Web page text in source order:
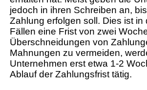
jedoch in ihren Schreiben an,
Zahlung erfolgen soll. Dies ist in
Fällen eine Frist von zwei
Überschneidungen von
Mahnungen zu vermeiden,
Unternehmen erst etwa 1-2
Ablauf der Zahlungsfrist tätig.